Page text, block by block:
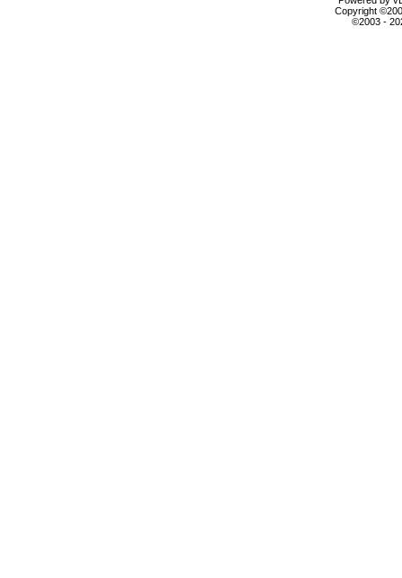
Copyright
©2003 -